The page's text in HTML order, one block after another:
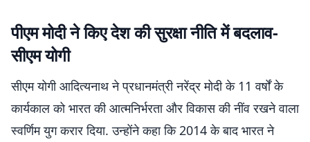
पीएम मोदी ने किए देश की सुरक्षा नीति में बदलाव-
सीएम योगी
सीएम योगी आदित्यनाथ ने प्रधानमंत्री नरेंद्र मोदी के 11 वर्षों के
कार्यकाल को भारत की आत्मनिर्भरता और विकास की नींव रखने वाला
स्वर्णिम युग करार दिया. उन्होंने कहा कि 2014 के बाद भारत ने